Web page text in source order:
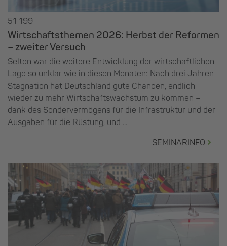
51 199
Wirtschaftsthemen 2026: Herbst der Reformen
– zweiter Versuch
Selten war die weitere Entwicklung der wirtschaftlichen
Lage so unklar wie in diesen Monaten: Nach drei Jahren
Stagnation hat Deutschland gute Chancen, endlich
wieder zu mehr Wirtschaftswachstum zu kommen –
dank des Sondervermögens für die Infrastruktur und der
Ausgaben für die Rüstung, und ...
SEMINARINFO